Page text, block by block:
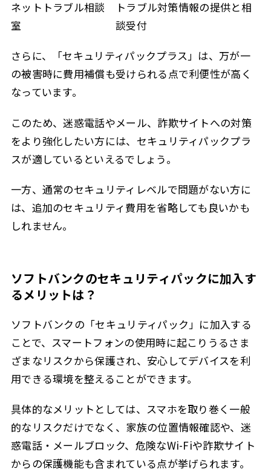
ネットトラブル相談
室
トラブル対策情報の提供と相
談受付
さらに、「セキュリティパックプラス」は、万が一
の被害時に費用補償も受けられる点で利便性が高く
なっています。
このため、迷惑電話やメール、詐欺サイトへの対策
をより強化したい方には、セキュリティパックプラ
スが適しているといえるでしょう。
一方、通常のセキュリティレベルで問題がない方に
は、追加のセキュリティ費用を省略しても良いかも
しれません。
ソフトバンクのセキュリティパックに加入す
るメリットは？
ソフトバンクの「セキュリティパック」に加入する
ことで、スマートフォンの使用時に起こりうるさま
ざまなリスクから保護され、安心してデバイスを利
用できる環境を整えることができます。
具体的なメリットとしては、スマホを取り巻く一般
的なリスクだけでなく、家族の位置情報確認や、迷
惑電話・メールブロック、危険なWi-Fiや詐欺サイト
からの保護機能も含まれている点が挙げられます。